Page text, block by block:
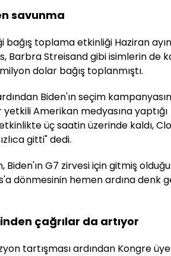
savunma
toplama etkinliği Haziran
Barbra Streisand gibi isimlerin de
dolar bağış toplanmıştı.
Biden'ın seçim
Amerikan medyasına yaptığı
üç saatin üzerinde kaldı,
gitti" dedi.
Biden'ın G7 zirvesi için gitmiş olduğu
dönmesinin hemen ardına denk
çağrılar da artıyor
tartışması ardından Kongre